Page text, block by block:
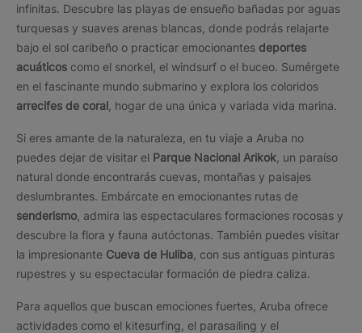
infinitas. Descubre las playas de ensueño bañadas por aguas
turquesas y suaves arenas blancas, donde podrás relajarte
bajo el sol caribeño o practicar emocionantes deportes
acuáticos como el snorkel, el windsurf o el buceo. Sumérgete
en el fascinante mundo submarino y explora los coloridos
arrecifes de coral , hogar de una única y variada vida marina.
Si eres amante de la naturaleza, en tu viaje a Aruba no
puedes dejar de visitar el Parque Nacional Arikok , un paraíso
natural donde encontrarás cuevas, montañas y paisajes
deslumbrantes. Embárcate en emocionantes rutas de
senderismo , admira las espectaculares formaciones rocosas y
descubre la flora y fauna autóctonas. También puedes visitar
la impresionante Cueva de Huliba , con sus antiguas pinturas
rupestres y su espectacular formación de piedra caliza.
Para aquellos que buscan emociones fuertes, Aruba ofrece
actividades como el kitesurfing, el parasailing y el